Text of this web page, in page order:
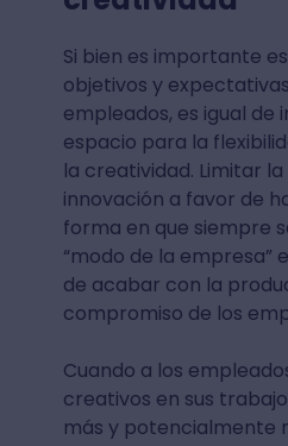
Si bien es importante
objetivos y
empleados, es igual
espacio para la
la creatividad. Limitar
innovación a favor de
forma en que siempre
“modo de la empresa”
de acabar con la
compromiso de los
Cuando a los
creativos en sus
más y potencialmente